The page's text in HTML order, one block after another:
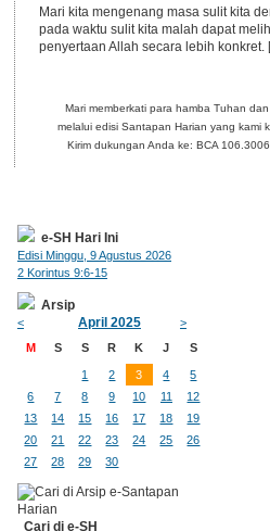
Mari kita mengenang masa sulit kita
pada waktu sulit kita malah dapat
penyertaan Allah secara lebih konkret.
Mari memberkati para hamba Tuhan
melalui edisi Santapan Harian yang kami
Kirim dukungan Anda ke: BCA
e-SH Hari Ini
Edisi Minggu, 9 Agustus 2026
2 Korintus 9:6-15
Arsip
< April 2025
>
M
S S R K J S
1 2 3 4
5
6
7 8 9 10 11
12
13
14 15 16 17 18
19
20
21 22 23 24 25
26
27
28 29 30
Cari di e-SH